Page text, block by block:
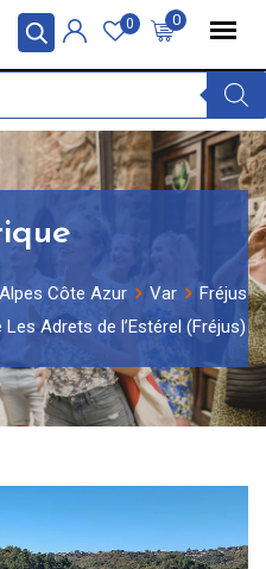
0
0
Côte Azur Var
Fréjus
Adrets de l’Estérel (Fréjus)